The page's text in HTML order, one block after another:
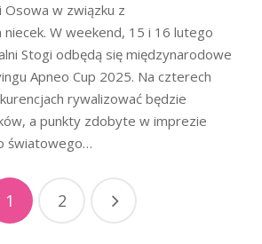
Osowa w związku z
niecek. W weekend, 15 i 16 lutego
Stogi odbędą się międzynarodowe
Apneo Cup 2025. Na czterech
rywalizować będzie
a punkty zdobyte w imprezie
światowego…
1 2